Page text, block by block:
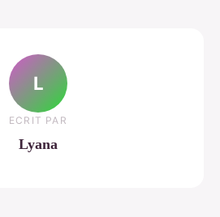
L
ECRIT PAR
Lyana